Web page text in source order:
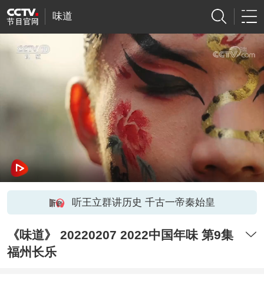
味道
听王立群讲历史 千古一帝秦始皇
《味道》 20220207 2022中国年味 第9集
福州长乐